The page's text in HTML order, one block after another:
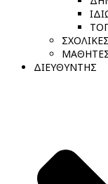
ΔΙΕΥΘΥΝΤΗΣ